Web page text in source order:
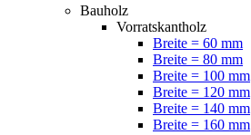
Bauholz
Vorratskantholz
Breite = 60 mm
Breite = 80 mm
Breite = 100 mm
Breite = 120 mm
Breite = 140 mm
Breite = 160 mm